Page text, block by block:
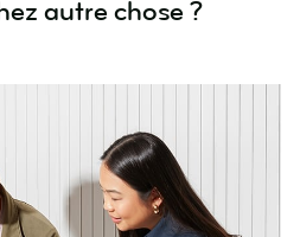
autre chose ?